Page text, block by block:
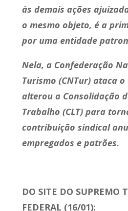
às demais ações
o mesmo objeto, é a
por uma entidade
Nela, a Confederação
Turismo (CNTur) ataca
alterou a Consolidação
Trabalho (CLT) para
contribuição sindical
empregados e patrões.
DO SITE DO SUPREMO
FEDERAL (16/01):